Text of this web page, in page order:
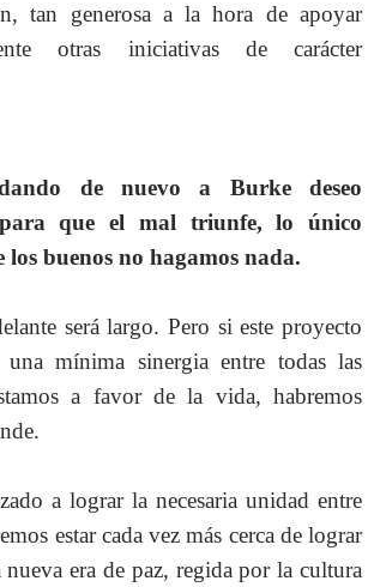
tan generosa a la hora de apoyar
otras iniciativas de carácter
de nuevo a Burke deseo
que el mal triunfe, lo único
los buenos no hagamos nada.
será largo. Pero si este proyecto
una mínima sinergia entre todas las
a favor de la vida, habremos
a lograr la necesaria unidad entre
estar cada vez más cerca de lograr
nueva era de paz, regida por la cultura